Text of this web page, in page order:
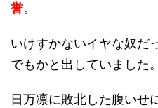
誉。
いけすかないイヤな奴だ
でもかと出していました。
日万凛に敗北した腹いせ